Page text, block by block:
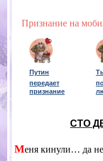
Признание на
Путин
передает
признание
СТО
Меня кинули… да